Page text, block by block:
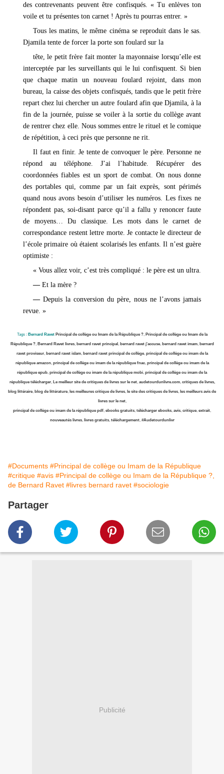
des contrevenants peuvent être confisqués. « Tu enlèves ton
voile et tu présentes ton carnet ! Après tu pourras entrer. »
Tous les matins, le même cinéma se reproduit dans le sas.
Djamila tente de forcer la porte son foulard sur la
tête, le petit frère fait monter la mayonnaise lorsqu’elle est
interceptée par les surveillants qui le lui confisquent. Si bien
que chaque matin un nouveau foulard rejoint, dans mon
bureau, la caisse des objets confisqués, tandis que le petit frère
repart chez lui chercher un autre foulard afin que Djamila, à la
fin de la journée, puisse se voiler à la sortie du collège avant
de rentrer chez elle. Nous sommes entre le rituel et le comique
de répétition, à ceci près que personne ne rit.
Il faut en finir. Je tente de convoquer le père. Personne ne
répond au téléphone. J’ai l’habitude. Récupérer des
coordonnées fiables est un sport de combat. On nous donne
des portables qui, comme par un fait exprès, sont périmés
quand nous avons besoin d’utiliser les numéros. Les fixes ne
répondent pas, soi-disant parce qu’il a fallu y renoncer faute
de moyens… Du classique. Les mots dans le carnet de
correspondance restent lettre morte. Je contacte le directeur de
l’école primaire où étaient scolarisés les enfants. Il n’est guère
optimiste :
« Vous allez voir, c’est très compliqué : le père est un ultra.
— Et la mère ?
— Depuis la conversion du père, nous ne l’avons jamais
revue. »
Tags : Bernard Ravet Principal de collège ou Imam de la République ?, Principal de collège ou Imam de la
République ?, Bernard Ravet livres, bernard ravet principal, bernard ravet j'accuse, bernard ravet imam, bernard
ravet proviseur, bernard ravet islam, bernard ravet principal de collège, principal de collège ou imam de la
république amazon, principal de collège ou imam de la république fnac, principal de collège ou imam de la
république epub, principal de collège ou imam de la république mobi, principal de collège ou imam de la
république télécharger, Le meilleur site de critiques de livres sur le net,audetourdunlivre.com,critiques de livres,
blog littéraire, blog de littérature, les meilleures critique de livres, le site des critiques de livres, les meilleurs avis de
livres sur le net,
principal de collège ou imam de la république pdf, ebooks gratuits, télécharger ebooks, avis, critique, extrait,
nouveautés livres, livres gratuits, téléchargement, #Audetourdunlivr
#Documents #Principal de collège ou Imam de la République
#critique #avis #Principal de collège ou Imam de la République ?,
de Bernard Ravet #livres bernard ravet #sociologie
Partager
Publicité